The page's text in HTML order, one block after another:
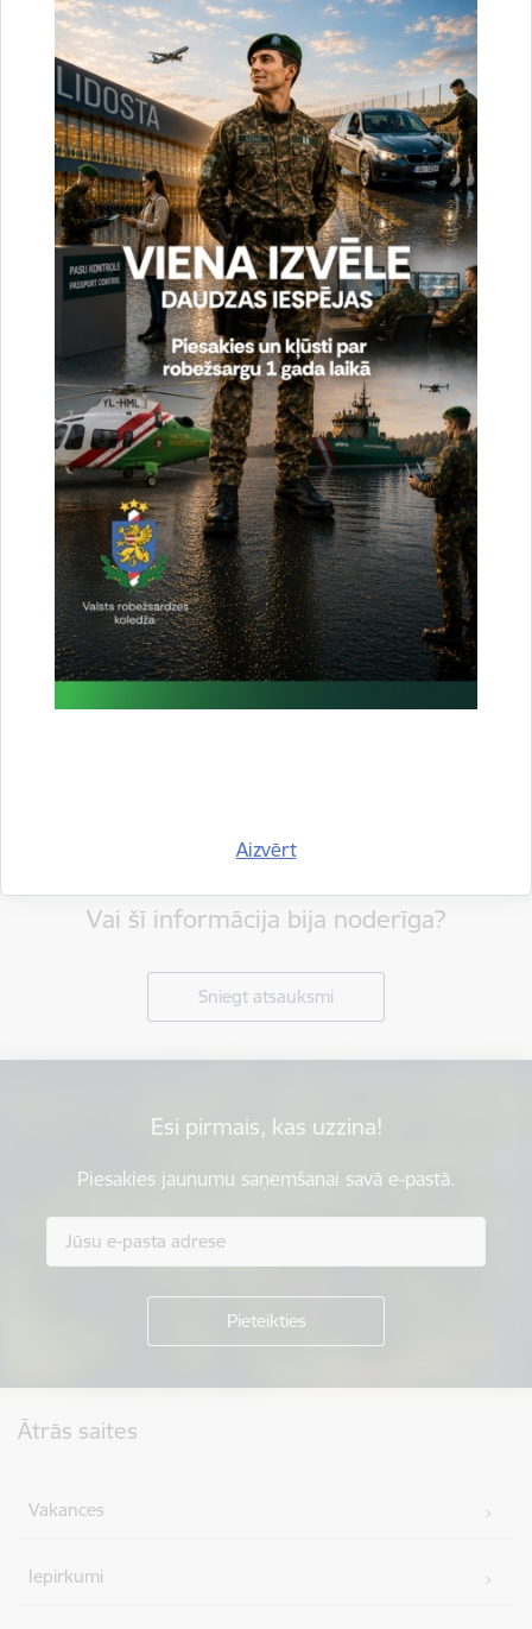
Aizvērt
patrulēšanas transportlīdzekļus, divus Frontex aģentūras
MVNK, un citu nepieciešamo tehnisko aprīkojumu.
Sagatavoja:
Valsts robežsardzes Eiropas Savienības lietu pārvaldes
Kopīgo operāciju nodaļa
Saistītas tēmas
Jaunumi
Drukāt lapu
Dalīties
Vai šī informācija bija noderīga?
Sniegt atsauksmi
Esi pirmais, kas uzzina!
Piesakies jaunumu saņemšanai savā e-pastā.
Ātrās saites
Vakances
Iepirkumi